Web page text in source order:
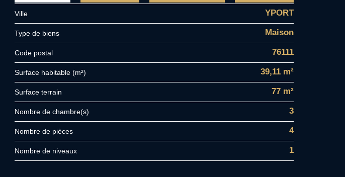
Ville YPORT
Type de biens Maison
Code postal 76111
Surface habitable (m²) 39,11 m²
surface terrain 77 m²
Nombre de chambre(s) 3
Nombre de pièces 4
Nombre de niveaux 1